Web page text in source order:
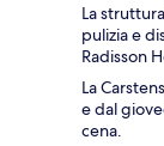
La
pulizia e
Radisson
La
e dal
cena.